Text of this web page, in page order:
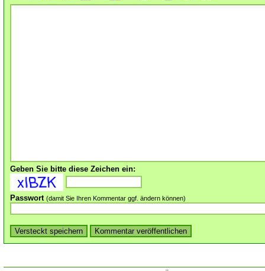
Geben Sie bitte diese Zeichen ein:
Passwort (damit Sie Ihren Kommentar ggf. ändern können)